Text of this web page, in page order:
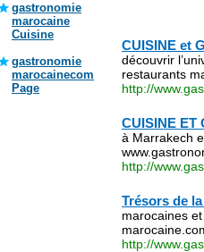
gastronomie
marocaine
Cuisine
gastronomie
marocainecom
Page
CUISINE et
découvrir
restaurants
http://
CUISINE ET
à Marrakech
http://
Trésors de
marocaines
http://